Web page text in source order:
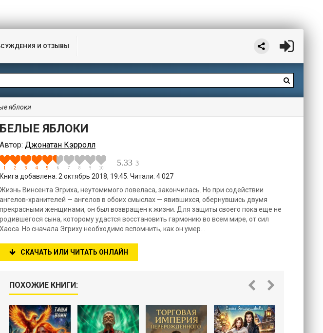
И ОТЗЫВЫ
яблоки
БЕЛЫЕ ЯБЛОКИ
Автор: Джонатан Кэрролл
5.33 3
Книга добавлена: 2 октябрь 2018, 19:45. Читали: 4 027
Жизнь Винсента Эгриха, неутомимого ловеласа, закончилась. Но при содействии
ангелов-хранителей — ангелов в обоих смыслах — явившихся, обернувшись двумя
прекрасными женщинами, он был возвращен к жизни. Для защиты своего пока еще не
родившегося сына, которому удастся восстановить гармонию во всем мире, от сил
Хаоса. Но сначала Эгриху необходимо вспомнить, как он умер…
СКАЧАТЬ ИЛИ ЧИТАТЬ ОНЛАЙН
ПОХОЖИЕ КНИГИ: